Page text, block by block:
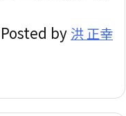
Posted by 洪 正幸